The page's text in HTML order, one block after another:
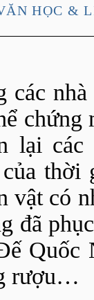
HỌC &
các
chứng
lại
thời
vật có
đã
Quốc
rượu…